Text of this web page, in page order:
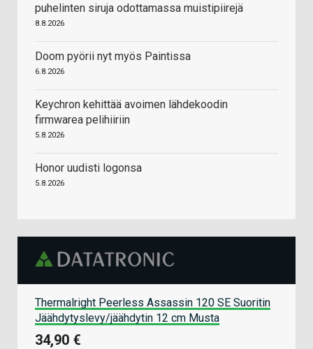
puhelinten siruja odottamassa muistipiirejä
8.8.2026
Doom pyörii nyt myös Paintissa
6.8.2026
Keychron kehittää avoimen lähdekoodin
firmwarea pelihiiriin
5.8.2026
Honor uudisti logonsa
5.8.2026
Thermalright Peerless Assassin 120 SE Suoritin
Jäähdytyslevy/jäähdytin 12 cm Musta
34,90 €